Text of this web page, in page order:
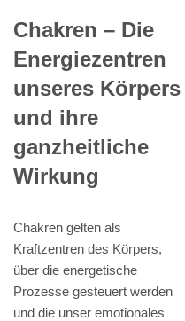
Chakren – Die
Energiezentren
unseres Körpers
und ihre
ganzheitliche
Wirkung
Chakren gelten als
Kraftzentren des Körpers,
über die energetische
Prozesse gesteuert werden
und die unser emotionales